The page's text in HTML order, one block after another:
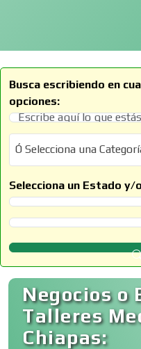
Busca escribiendo en
opciones:
Ó Selecciona una Categoría
Ó Selecciona una
Selecciona un Estado y/
Selecciona un Estado
Selecciona un Municipio
Negocios o
Talleres
Chiapas: